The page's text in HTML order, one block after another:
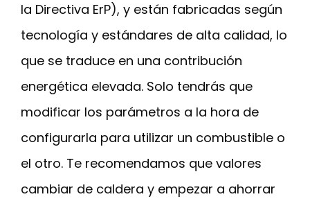
la Directiva ErP), y están fabricadas según
tecnología y estándares de alta calidad, lo
que se traduce en una contribución
energética elevada. Solo tendrás que
modificar los parámetros a la hora de
configurarla para utilizar un combustible o
el otro. Te recomendamos que valores
cambiar de caldera y empezar a ahorrar